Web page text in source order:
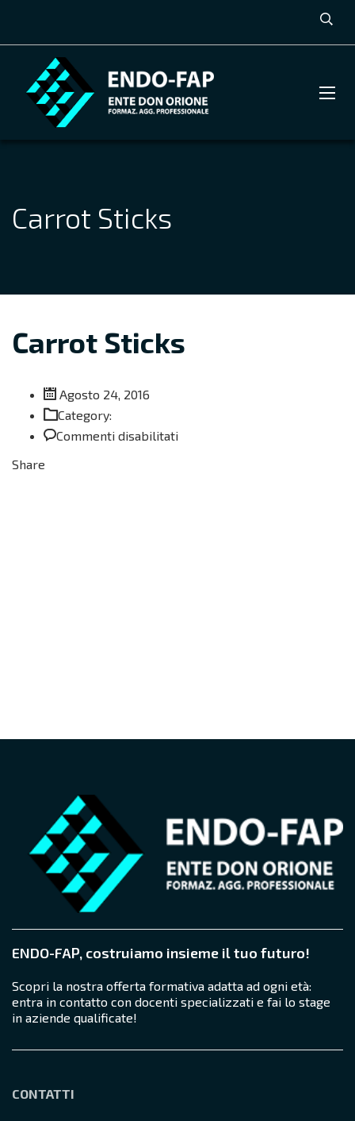
Carrot Sticks
Carrot Sticks
Agosto 24, 2016
Category:
Commenti disabilitati
Share
ENDO-FAP, costruiamo insieme il tuo futuro!
Scopri la nostra offerta formativa adatta ad ogni età:
entra in contatto con docenti specializzati e fai lo stage
in aziende qualificate!
CONTATTI